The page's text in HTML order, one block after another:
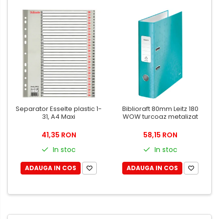
Bluze & Pulovere
Camasi
Pantaloni
Pantaloni cu pieptar
Hanorace
Jachete
Impermeabile
Veste
Reflectorizante
Incaltaminte
Incaltaminte de lucru si protectie
Incaltaminte de oras si munte
Echipamente medicale
capului
Separator Esselte plastic 1-
31, A4 Maxi
41,35 RON
In stoc
ADAUGA IN COS
Biblioraft 80mm Leitz 180
WOW turcoaz metalizat
58,15 RON
In stoc
ADAUGA IN COS